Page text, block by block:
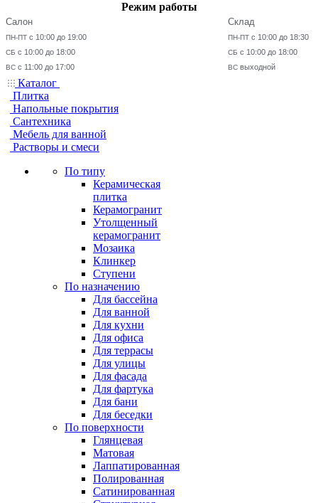
Режим работы
Салон
ПН-ПТ с 10:00 до 19:00
СБ с 10:00 до 18:00
ВС с 11:00 до 17:00
Склад
ПН-ПТ с 10:00 до 18:30
СБ с 10:00 до 18:00
ВС выходной
Каталог
Плитка
Напольные покрытия
Сантехника
Мебель для ванной
Растворы и смеси
По типу
Керамическая
плитка
Керамогранит
Утолщенный
керамогранит
Мозаика
Клинкер
Ступени
По назначению
Для бассейна
Для ванной
Для кухни
Для офиса
Для террасы
Для улицы
Для фасада
Для фартука
Для бани
Для беседки
По поверхности
Глянцевая
Матовая
Лаппатированная
Полированная
Сатинированная